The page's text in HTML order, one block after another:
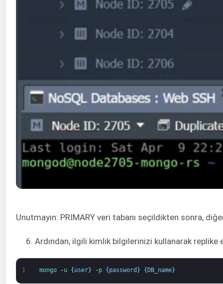
Unutmayın: PRIMARY veri tabanı seçildikten sonra,
6. Ardından, ilgili kimlik bilgilerinizi kullanarak replike
1 mongo -u {user} -p {password } {DB_name}